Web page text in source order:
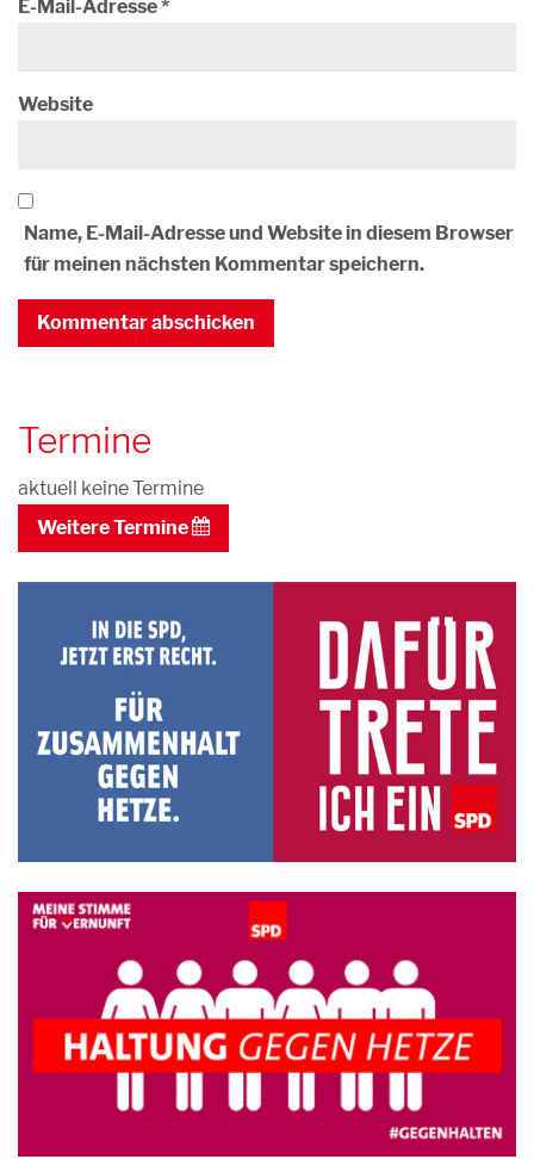
E-Mail-Adresse*
Website
Name, E-Mail-Adresse und Website in diesem Browser
für meinen nächsten Kommentar speichern.
Termine
aktuell keine Termine
Weitere Termine